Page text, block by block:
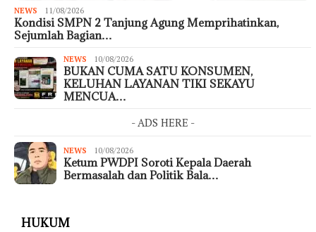
NEWS 11/08/2026
Kondisi SMPN 2 Tanjung Agung Memprihatinkan,
Sejumlah Bagian…
NEWS 10/08/2026
BUKAN CUMA SATU KONSUMEN,
KELUHAN LAYANAN TIKI SEKAYU
MENCUA…
- ADS HERE -
NEWS 10/08/2026
Ketum PWDPI Soroti Kepala Daerah
Bermasalah dan Politik Bala…
HUKUM